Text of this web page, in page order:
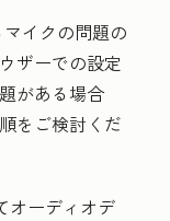
イクの問題の
ザーでの設定
がある場合
をご検討くだ
オーディオデ